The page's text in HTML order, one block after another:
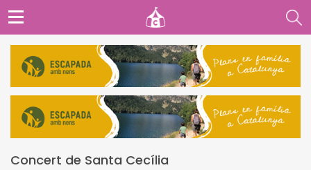
Concert de Santa Cecília